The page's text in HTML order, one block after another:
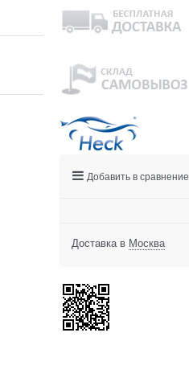
Добавить в сравнение
Доставка в Москва